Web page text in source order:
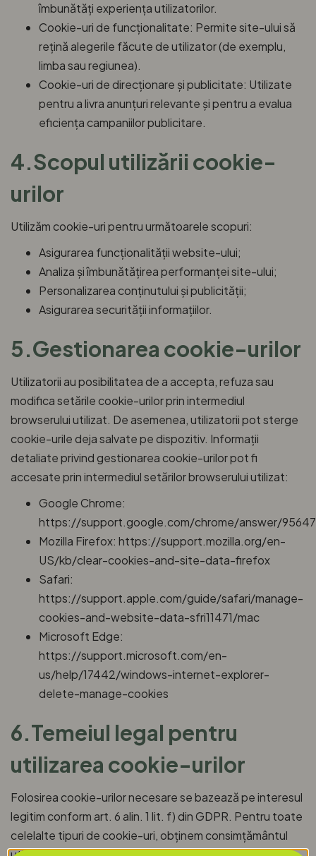
îmbunătăți experiența utilizatorilor.
Cookie-uri de funcționalitate: Permite site-ului să
rețină alegerile făcute de utilizator (de exemplu,
limba sau regiunea).
Cookie-uri de direcționare și publicitate: Utilizate
pentru a livra anunțuri relevante și pentru a evalua
eficiența campaniilor publicitare.
4.Scopul utilizării cookie-
urilor
Utilizăm cookie-uri pentru următoarele scopuri:
Asigurarea funcționalității website-ului;
Analiza și îmbunătățirea performanței site-ului;
Personalizarea conținutului și publicității;
Asigurarea securității informațiilor.
5.Gestionarea cookie-urilor
Utilizatorii au posibilitatea de a accepta, refuza sau
modifica setările cookie-urilor prin intermediul
browserului utilizat. De asemenea, utilizatorii pot sterge
cookie-urile deja salvate pe dispozitiv. Informații
detaliate privind gestionarea cookie-urilor pot fi
accesate prin intermediul setărilor browserului utilizat:
Google Chrome:
https://support.google.com/chrome/answer/95647
Mozilla Firefox: https://support.mozilla.org/en-
US/kb/clear-cookies-and-site-data-firefox
Safari:
https://support.apple.com/guide/safari/manage-
cookies-and-website-data-sfri11471/mac
Microsoft Edge:
https://support.microsoft.com/en-
us/help/17442/windows-internet-explorer-
delete-manage-cookies
6.Temeiul legal pentru
utilizarea cookie-urilor
Folosirea cookie-urilor necesare se bazează pe interesul
legitim conform art. 6 alin. 1 lit. f) din GDPR. Pentru toate
celelalte tipuri de cookie-uri, obținem consimțământul